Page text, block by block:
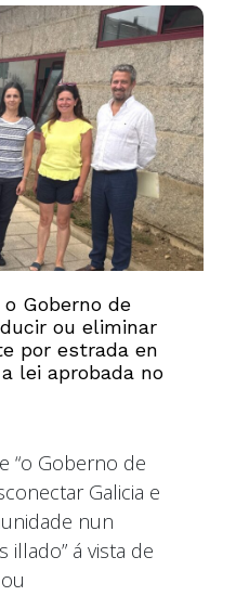
Goberno de
ou eliminar
por estrada en
lei aprobada no
“o Goberno de
Galicia e
nun
illado” á vista de